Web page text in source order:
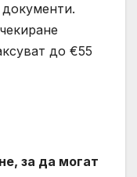
до €55
за да могат